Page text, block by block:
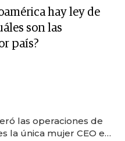
hay ley de
son las
país?
las operaciones de
la única mujer CEO en